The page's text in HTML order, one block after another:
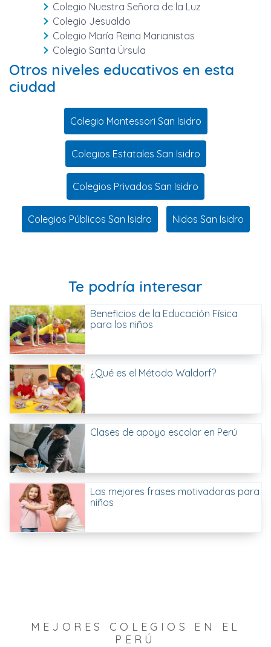
Colegio Nuestra Señora de la Luz
Colegio Jesualdo
Colegio María Reina Marianistas
Colegio Santa Úrsula
Otros niveles educativos en esta
ciudad
Colegio Montessori San Isidro
Colegios Estatales San Isidro
Colegios Privados San Isidro
Colegios Públicos San Isidro Nidos San Isidro
Te podría interesar
Beneficios de la Educación Física
para los niños
¿Qué es el Método Waldorf?
Clases de apoyo escolar en Perú
Las mejores frases motivadoras para
niños
MEJORES COLEGIOS EN EL
PERÚ